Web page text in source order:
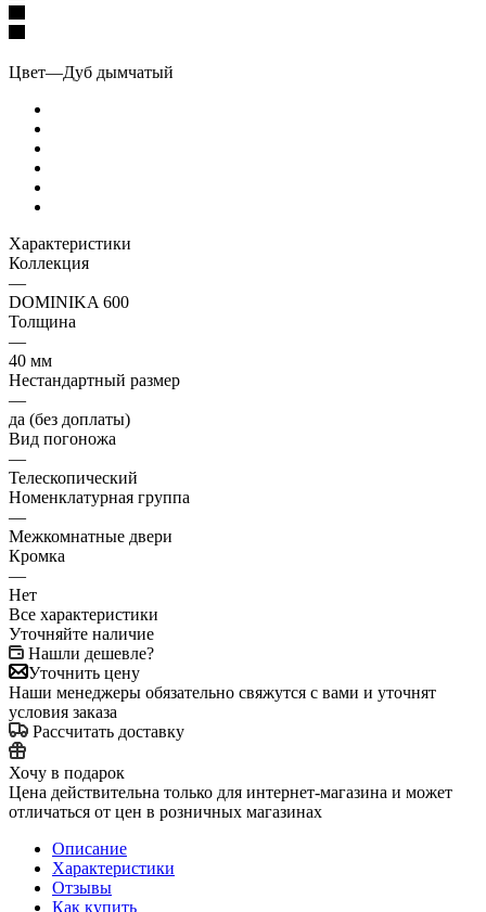
Цвет—Дуб дымчатый
Характеристики
Коллекция
—
DOMINIKA 600
Толщина
—
40 мм
Нестандартный размер
—
да (без доплаты)
Вид погоножа
—
Телескопический
Номенклатурная группа
—
Межкомнатные двери
Кромка
—
Нет
Все характеристики
Уточняйте наличие
Нашли дешевле?
Уточнить цену
Наши менеджеры обязательно свяжутся с вами и уточнят
условия заказа
Рассчитать доставку
Хочу в подарок
Цена действительна только для интернет-магазина и может
отличаться от цен в розничных магазинах
Описание
Характеристики
Отзывы
Как купить